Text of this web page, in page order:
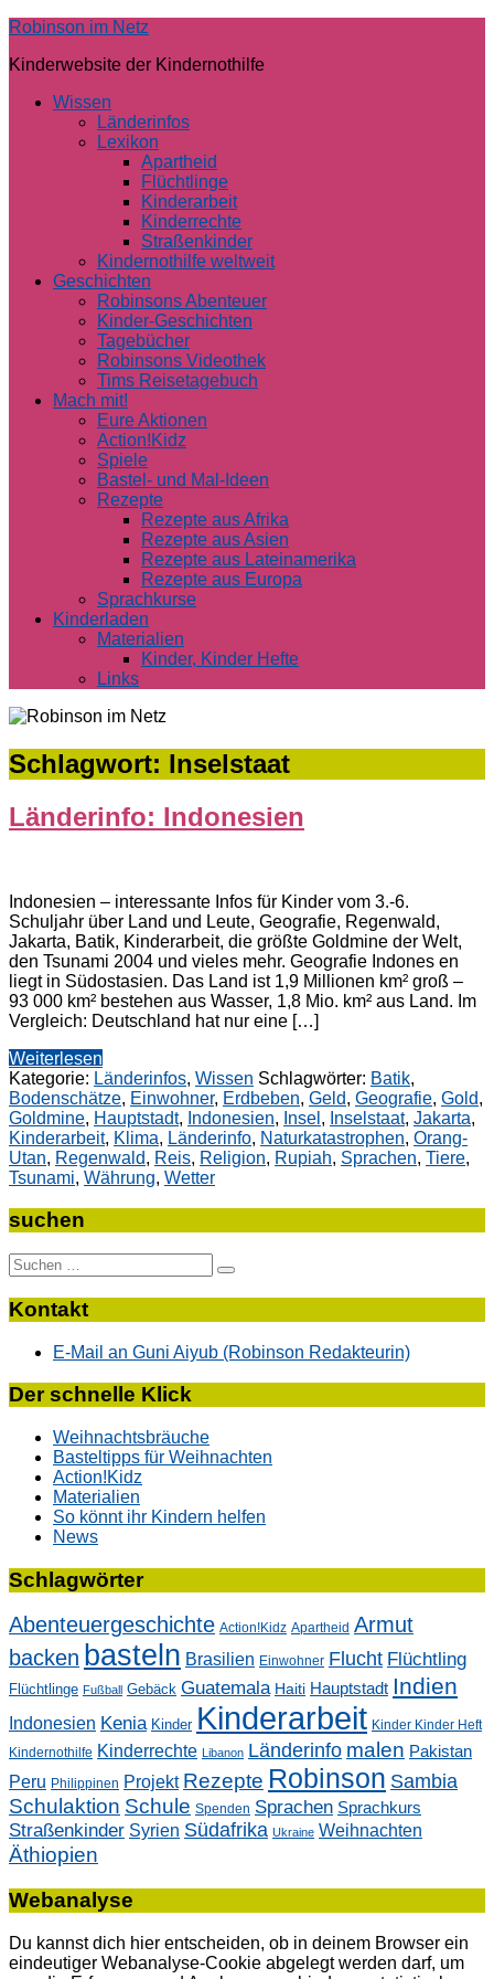
Skip
content
Robinson im Netz
Kinderwebsite der Kindernothilfe
Wissen
Länderinfos
Lexikon
Apartheid
Flüchtlinge
Kinderarbeit
Kinderrechte
Straßenkinder
Kindernothilfe weltweit
Geschichten
Robinsons Abenteuer
Kinder-Geschichten
Tagebücher
Robinsons Videothek
Tims Reisetagebuch
Mach mit!
Eure Aktionen
Action!Kidz
Spiele
Bastel- und Mal-Ideen
Rezepte
Rezepte aus Afrika
Rezepte aus Asien
Rezepte aus Lateinamerika
Rezepte aus Europa
Sprachkurse
Kinderladen
Materialien
Kinder, Kinder Hefte
Links
Schlagwort: Inselstaat
Länderinfo: Indonesien
Indonesien – interessante Infos für Kinder vom 3.-6.
Schuljahr über Land und Leute, Geografie, Regenwald,
Jakarta, Batik, Kinderarbeit, die größte Goldmine der Welt,
den Tsunami 2004 und vieles mehr. Geografie Indones en
liegt in Südostasien. Das Land ist 1,9 Millionen km² groß –
93 000 km² bestehen aus Wasser, 1,8 Mio. km² aus Land. Im
Vergleich: Deutschland hat nur eine […]
Weiterlesen
Kategorie: Länderinfos, Wissen Schlagwörter: Batik,
Bodenschätze, Einwohner, Erdbeben, Geld, Geografie, Gold,
Goldmine, Hauptstadt, Indonesien, Insel , Inselstaat, Jakarta,
Kinderarbeit, Klima, Länderinfo, Naturkatastrophen, Orang-
Utan, Regenwald, Reis, Religion, Rupiah, Sprachen, Tiere,
Tsunami, Währung, Wetter
suchen
Suche
nach:
Kontakt
E-Mail an Guni Aiyub (Robinson Redakteurin)
Der schnelle Klick
Weihnachtsbräuche
Basteltipps für Weihnachten
Action!Kidz
Materialien
So könnt ihr Kindern helfen
News
Schlagwörter
Abenteuergeschichte Action!Kidz Apartheid Armut
backen basteln Brasilien Einwohner Flucht Flüchtling
Flüchtlinge Fußball Gebäck Guatemala Haiti Hauptstadt Indien
Indonesien Kenia Kinder Kinderarbeit Kinder Kinder Heft
Kindernothilfe Kinderrechte Libanon Länderinfo malen Pakistan
Peru Philippinen Projekt Rezepte Robinson Sambia
Schulaktion Schule Spenden Sprachen Sprachkurs
Straßenkinder Syrien Südafrika Ukraine Weihnachten
Äthiopien
Webanalyse
Du kannst dich hier entscheiden, ob in deinem Browser ein
eindeutiger Webanalyse-Cookie abgelegt werden darf, um